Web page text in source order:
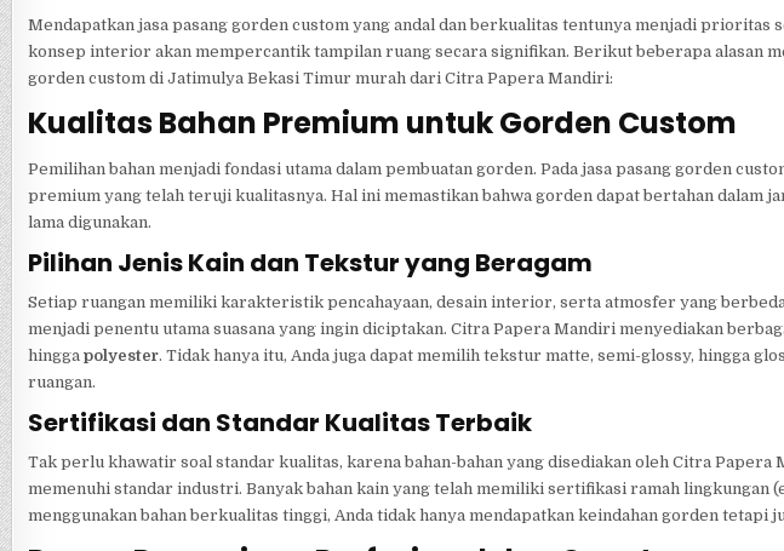
Mendapatkan jasa pasang gorden custom yang andal dan berkualitas tentunya menjadi prioritas
konsep interior akan mempercantik tampilan ruang secara signifikan. Berikut beberapa alasan
gorden custom di Jatimulya Bekasi Timur murah dari Citra Papera Mandiri:
Kualitas Bahan Premium untuk Gorden Custom
Pemilihan bahan menjadi fondasi utama dalam pembuatan gorden. Pada jasa pasang gorden
premium yang telah teruji kualitasnya. Hal ini memastikan bahwa gorden dapat bertahan dalam
lama digunakan.
Pilihan Jenis Kain dan Tekstur yang Beragam
Setiap ruangan memiliki karakteristik pencahayaan, desain interior, serta atmosfer yang
menjadi penentu utama suasana yang ingin diciptakan. Citra Papera Mandiri menyediakan
hingga polyester. Tidak hanya itu, Anda juga dapat memilih tekstur matte, semi-glossy, hingga
ruangan.
Sertifikasi dan Standar Kualitas Terbaik
Tak perlu khawatir soal standar kualitas, karena bahan-bahan yang disediakan oleh Citra
memenuhi standar industri. Banyak bahan kain yang telah memiliki sertifikasi ramah lingkungan
menggunakan bahan berkualitas tinggi, Anda tidak hanya mendapatkan keindahan gorden tetapi